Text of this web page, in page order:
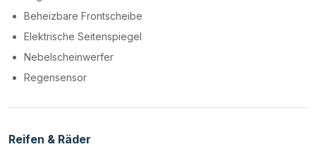
Beheizbare Frontscheibe
Elektrische Seitenspiegel
Nebelscheinwerfer
Regensensor
Reifen & Räder